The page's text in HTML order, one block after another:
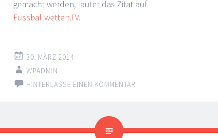
gemacht werden, lautet das Zitat auf
Fussballwetten.TV.
30. MÄRZ 2014
WPADMIN
HINTERLASSE EINEN KOMMENTAR